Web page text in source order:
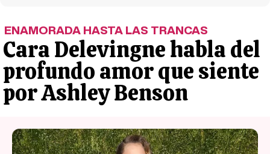
ENAMORADA HASTA LAS TRANCAS
Cara Delevingne habla del
profundo amor que siente
por Ashley Benson